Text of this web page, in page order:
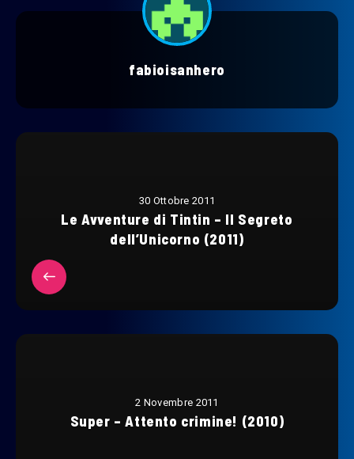
fabioisanhero
30 Ottobre 2011
Le Avventure di Tintin – Il Segreto
dell’Unicorno (2011)
2 Novembre 2011
Super – Attento crimine! (2010)